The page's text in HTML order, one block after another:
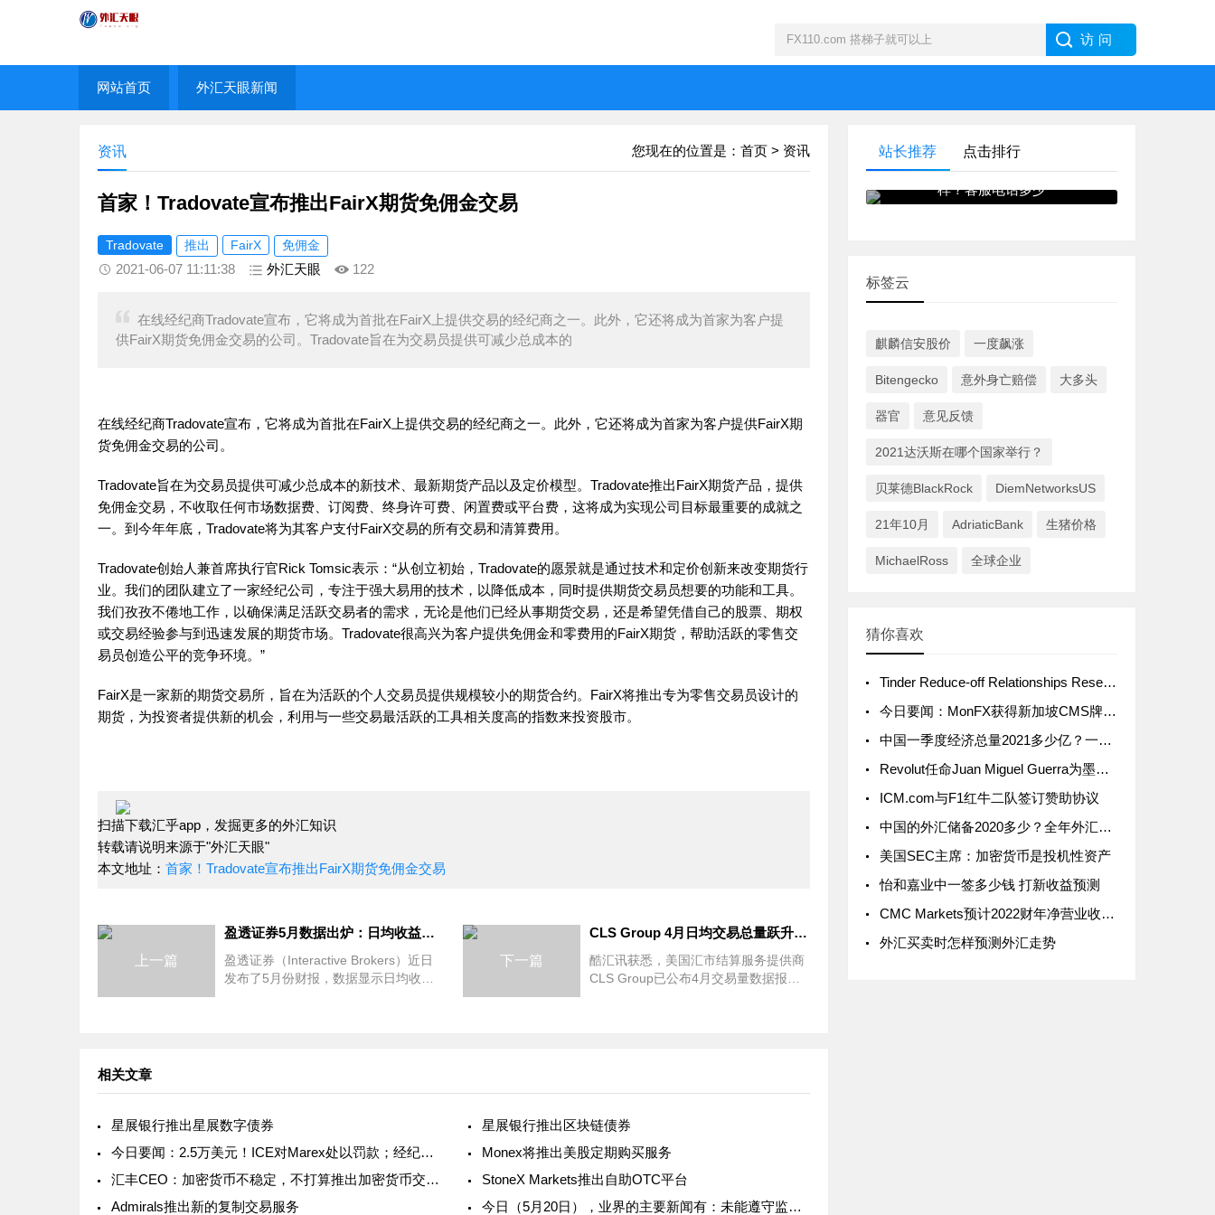
网站首页 外汇天眼新闻
您现在的位置是： 首页 > 资讯
资讯
首家！Tradovate宣布推出FairX期货免佣金交易
Tradovate 推出 FairX 免佣金
2021-06-07 11:11:38 外汇天眼 122
在线经纪商Tradovate宣布，它将成为首批在FairX上提供交易的经纪商之一。此外，它还将成为首家为客户提
供FairX期货免佣金交易的公司。Tradovate旨在为交易员提供可减少总成本的
在线经纪商Tradovate宣布，它将成为首批在FairX上提供交易的经纪商之一。此外，它还将成为首家为客户提供FairX期
货免佣金交易的公司。
Tradovate旨在为交易员提供可减少总成本的新技术、最新期货产品以及定价模型。Tradovate推出FairX期货产品，提供
免佣金交易，不收取任何市场数据费、订阅费、终身许可费、闲置费或平台费，这将成为实现公司目标最重要的成就之
一。到今年年底，Tradovate将为其客户支付FairX交易的所有交易和清算费用。
Tradovate创始人兼首席执行官Rick Tomsic表示：“从创立初始，Tradovate的愿景就是通过技术和定价创新来改变期货行
业。我们的团队建立了一家经纪公司，专注于强大易用的技术，以降低成本，同时提供期货交易员想要的功能和工具。
我们孜孜不倦地工作，以确保满足活跃交易者的需求，无论是他们已经从事期货交易，还是希望凭借自己的股票、期权
或交易经验参与到迅速发展的期货市场。Tradovate很高兴为客户提供免佣金和零费用的FairX期货，帮助活跃的零售交
易员创造公平的竞争环境。”
FairX是一家新的期货交易所，旨在为活跃的个人交易员提供规模较小的期货合约。FairX将推出专为零售交易员设计的
期货，为投资者提供新的机会，利用与一些交易最活跃的工具相关度高的指数来投资股市。
扫描下载汇乎app，发掘更多的外汇知识
转载请说明来源于"外汇天眼"
本文地址： 首家！Tradovate宣布推出FairX期货免佣金交易
上一篇
盈透证券5月数据出炉：日均收益交易达225万笔！
盈透证券（Interactive Brokers）近日
发布了5月份财报，数据显示日均收益
下一篇
CLS Group 4月日均交易总量跃升至1.77万亿美元
酷汇讯获悉，美国汇市结算服务提供商
CLS Group已公布4月交易量数据报
相关文章
星展银行推出星展数字债券
星展银行推出区块链债券
今日要闻：2.5万美元！ICE对Marex处以罚款；经纪商Infinox英
Monex将推出美股定期购买服务
汇丰CEO：加密货币不稳定，不打算推出加密货币交易平台计
StoneX Markets推出自助OTC平台
Admirals推出新的复制交易服务
今日（5月20日），业界的主要新闻有：未能遵守监管要求，这家公
站长推荐
点击排行
IB · 盈透证券外汇交易商怎么
样？客服电话多少
标签云
麒麟信安股价 一度飙涨
Bitengecko 意外身亡赔偿 大多头
器官 意见反馈
2021达沃斯在哪个国家举行？
贝莱德BlackRock DiemNetworksUS
21年10月 AdriaticBank 生猪价格
MichaelRoss 全球企业
猜你喜欢
Tinder Reduce-off Relationships Reset Tinder Registration Tinder Elo Unmatch With the Tinder Tinder
今日要闻：MonFX获得新加坡CMS牌照；Centroid Solutions携手Atlas Bank为客户提供一级银行流动性；FXTRADING.com与Arbidyne Capital Pty L
中国一季度经济总量2021多少亿？一季度GDP总额近25万亿
Revolut任命Juan Miguel Guerra为墨西哥首席执行官
ICM.com与F1红牛二队签订赞助协议
中国的外汇储备2020多少？全年外汇储备总量走势升还是降？
美国SEC主席：加密货币是投机性资产
怡和嘉业中一签多少钱 打新收益预测
CMC Markets预计2022财年净营业收入逾2.5亿英镑
外汇买卖时怎样预测外汇走势